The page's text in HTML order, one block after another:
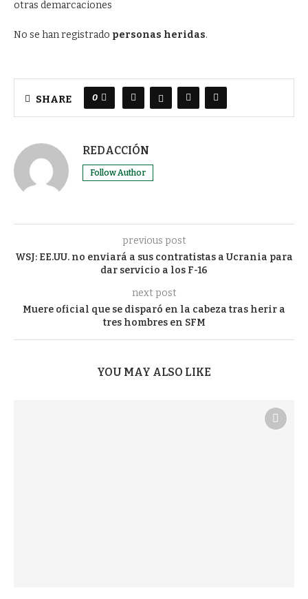
otras demarcaciones
No se han registrado personas heridas.
SHARE 0
REDACCIÓN
Follow Author
previous post
WSJ: EE.UU. no enviará a sus contratistas a Ucrania para
dar servicio a los F-16
next post
Muere oficial que se disparó en la cabeza tras herir a
tres hombres en SFM
YOU MAY ALSO LIKE